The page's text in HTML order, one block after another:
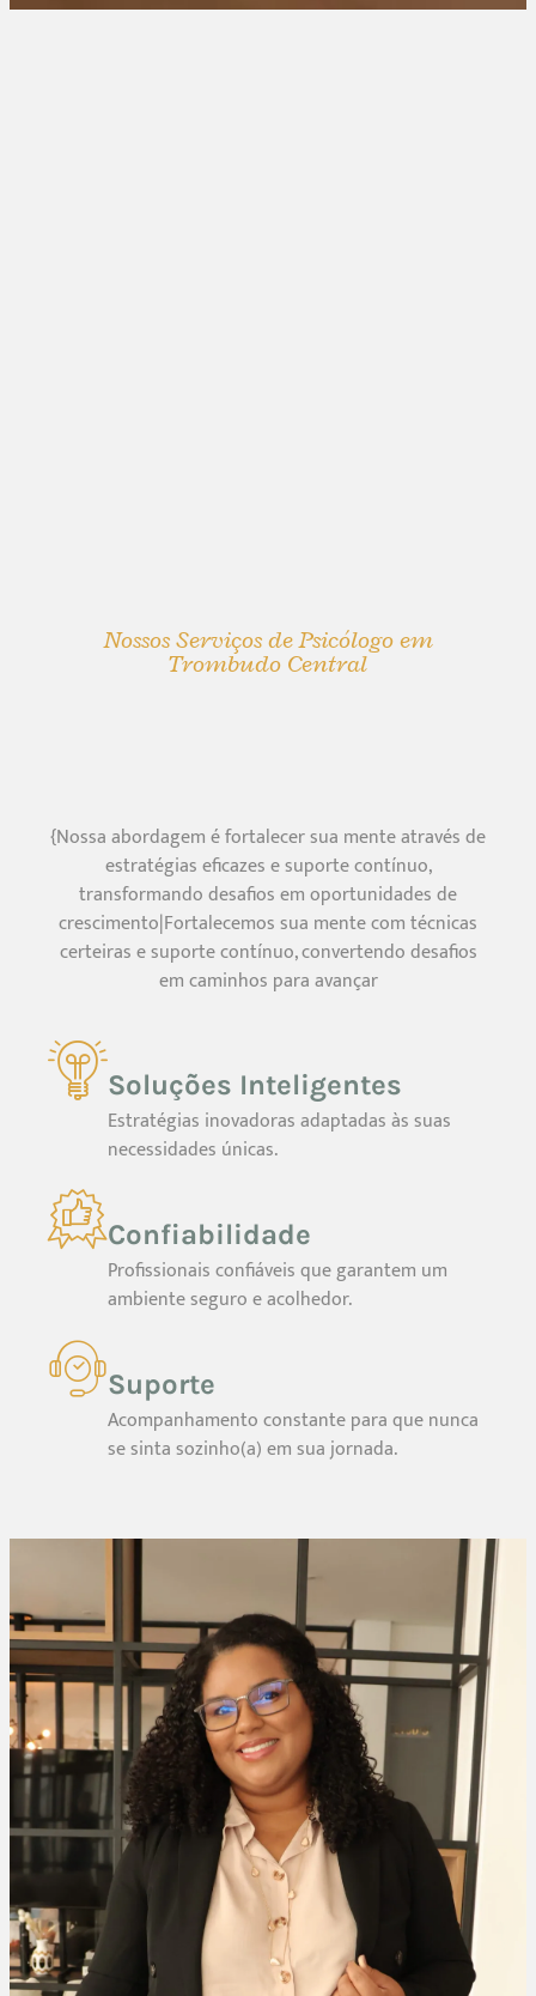
Nossos Serviços de Psicólogo em
Trombudo Central
{Nossa abordagem é fortalecer sua mente através de
estratégias eficazes e suporte contínuo,
transformando desafios em oportunidades de
crescimento|Fortalecemos sua mente com técnicas
certeiras e suporte contínuo, convertendo desafios
em caminhos para avançar
Soluções Inteligentes
Estratégias inovadoras adaptadas às suas
necessidades únicas.
Confiabilidade
Profissionais confiáveis que garantem um
ambiente seguro e acolhedor.
Suporte
Acompanhamento constante para que nunca
se sinta sozinho(a) em sua jornada.